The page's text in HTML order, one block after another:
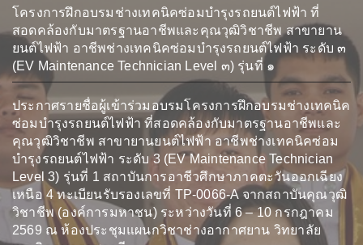
โครงการฝึกอบรมช่างเทคนิคซ่อมบำรุงรถยนต์ไฟฟ้า ที่
สอดคล้องกับมาตรฐานอาชีพและคุณวุฒิวิชาชีพ สาขายาน
ยนต์ไฟฟ้า อาชีพช่างเทคนิคซ่อมบำรุงรถยนต์ไฟฟ้า ระดับ ๓
(EV Maintenance Technician Level ๓) รุ่นที่ ๑
ประกาศรายชื่อผู้เข้าร่วมอบรมโครงการฝึกอบรมช่างเทคนิค
ซ่อมบำรุงรถยนต์ไฟฟ้า ที่สอดคล้องกับมาตรฐานอาชีพและ
คุณวุฒิวิชาชีพ สาขายานยนต์ไฟฟ้า อาชีพช่างเทคนิคซ่อม
บำรุงรถยนต์ไฟฟ้า ระดับ 3 (EV Maintenance Technician
Level 3) รุ่นที่ 1 สถาบันการอาชีวศึกษาภาคตะวันออกเฉียง
เหนือ 4 ทะเบียนรับรองเลขที่ TP-0066-A จากสถาบันคุณวุฒิ
วิชาชีพ (องค์การมหาชน) ระหว่างวันที่ 6 – 10 กรกฎาคม
2569 ณ ห้องประชุมแผนกวิชาช่างอากาศยาน วิทยาลัย